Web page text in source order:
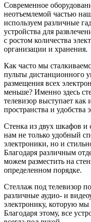
Современное
неотъемлемой частью
используем различные
устройства для
с ростом количества
организации и хранения.
Как часто мы
пульты дистанционного
размещения всех
меньше? Именно здесь
телевизор выступает как
пространства и удобства
Стенка из двух шкафов и
нам не только удобный
электроники, но и
Благодаря различным
можем разместить на
определенном порядке.
Стеллаж под телевизор
различные аудио- и
электронику, которую
Благодаря этому, все